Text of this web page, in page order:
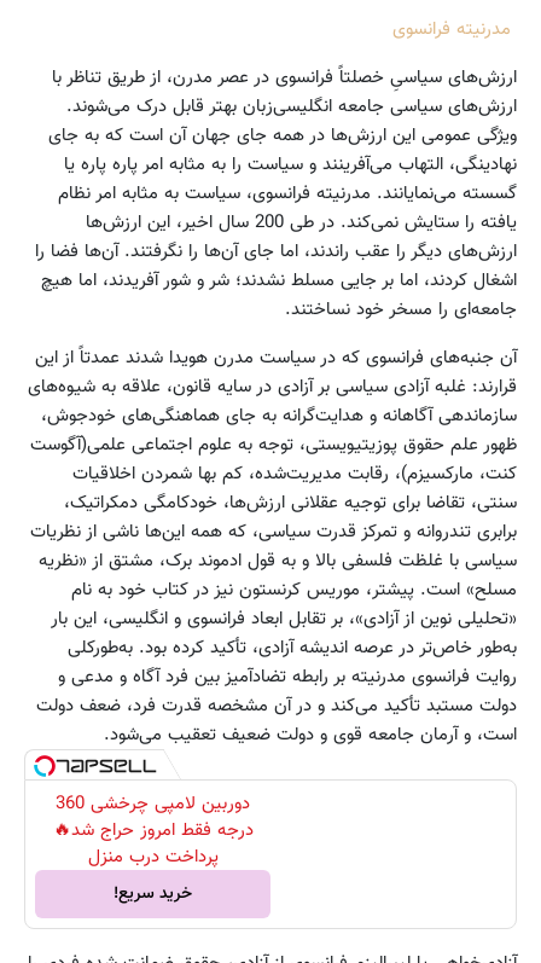
مدرنیته فرانسوی
ارزش‌های سیاسیِ خصلتاً فرانسوی در عصر مدرن، از طریق تناظر با
ارزش‌های سیاسی جامعه انگلیسی‌زبان بهتر قابل درک می‌شوند.
ویژگی‌ عمومی این ارزش‌ها در همه جای جهان آن است که به جای
نهادینگی، التهاب می‌آفرینند و سیاست را به مثابه امر پاره پاره یا
گسسته می‌نمایانند. مدرنیته فرانسوی، سیاست به مثابه امر نظام
یافته را ستایش نمی‌کند. در طی 200 سال اخیر، این ارزش‌ها
ارزش‌های دیگر را عقب راندند، اما جای آن‌ها را نگرفتند. آن‌ها فضا را
اشغال کردند، اما بر جایی مسلط نشدند؛ شر و شور آفریدند، اما هیچ
جامعه‌ای را مسخر خود نساختند.
آن جنبه‌های فرانسوی که در سیاست مدرن هویدا شدند عمدتاً از این
قرارند: غلبه آزادی سیاسی بر آزادی در سایه قانون، علاقه به شیوه‌های
سازماندهی آگاهانه و هدایت‌گرانه به جای هماهنگی‌های خودجوش،
ظهور علم حقوق پوزیتیویستی، توجه به علوم اجتماعی علمی(آگوست
کنت، مارکسیزم)، رقابت مدیریت‌شده، کم بها شمردن اخلاقیات
سنتی، تقاضا برای توجیه عقلانی ارزش‌ها، خودکامگی دمکراتیک،
برابری تندروانه و تمرکز قدرت سیاسی، که همه این‌ها ناشی از نظریات
سیاسی با غلظت فلسفی بالا و به قول ادموند برک، مشتق از «نظریه
مسلح» است. پیشتر، موریس کرنستون نیز در کتاب خود به نام
«تحلیلی نوین از آزادی»، بر تقابل ابعاد فرانسوی و انگلیسی، این بار
به‌طور خاص‌تر در عرصه اندیشه آزادی، تأکید کرده بود. به‌طور‌کلی
روایت فرانسوی مدرنیته بر رابطه تضادآمیز بین فرد آگاه و مدعی و
دولت مستبد تأکید می‌کند و در آن مشخصه قدرت فرد، ضعف دولت
است، و آرمان جامعه قوی و دولت ضعیف تعقیب می‌شود.
دوربین لامپی چرخشی 360
درجه فقط امروز حراج شد🔥
پرداخت درب منزل
خرید سریع!